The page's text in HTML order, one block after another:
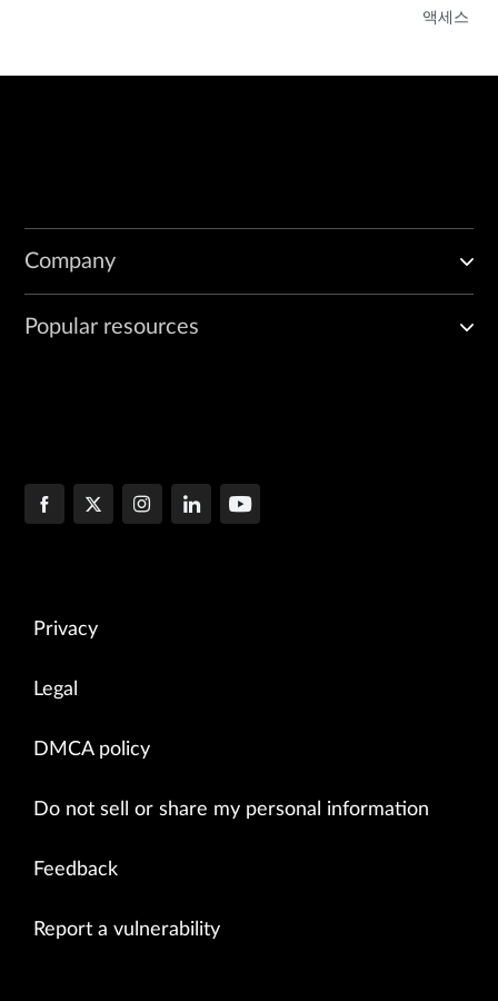
액세스
Company
Popular resources
Privacy
Legal
DMCA policy
Do not sell or share my personal information
Feedback
Report a vulnerability